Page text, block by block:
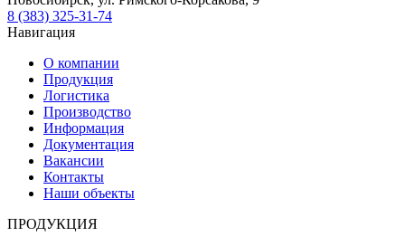
8 (383) 325-31-74
Навигация
О компании
Продукция
Логистика
Производство
Информация
Документация
Вакансии
Контакты
Наши объекты
ПРОДУКЦИЯ